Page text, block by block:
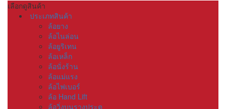
เลือกดูสินค้า
ประเภทสินค้า
ล้อยาง
ล้อไนล่อน
ล้อยูริเทน
ล้อเหล็ก
ล้อนั่งร้าน
ล้อแม่แรง
ล้อไฟเบอร์
ล้อ Hand Lift
ล้อวิ่งบนรางประตู